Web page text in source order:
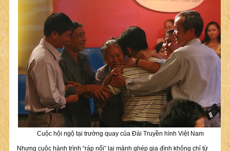
Cuộc hội ngộ tại trường quay của Đài Truyền hình Việt Nam
Nhưng cuộc hành trình “ráp nối” lại mảnh ghép gia đình không chỉ từ